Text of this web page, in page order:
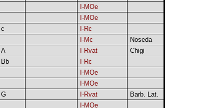
I-MOe
I-MOe
c
I-Rc
I-Mc
Noseda
A I-Rvat
Chigi
Bb
I-Rc
I-MOe
I-MOe
G I-Rvat
Barb. Lat.
I-MOe